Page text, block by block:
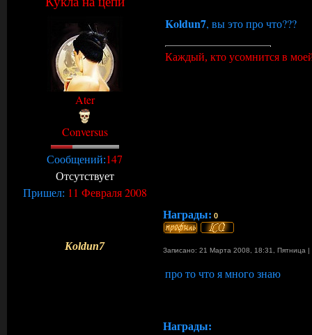
Ater
Conversus
Сообщений:147
Отсутствует
Пришел: 11 Февраля 2008
Koldun7, вы это про что???
Каждый, кто усомнится в
Награды: 0
Koldun7 Записано: 21 Марта 2008, 18:31, Пятница |
про то что я много знаю
Награды: